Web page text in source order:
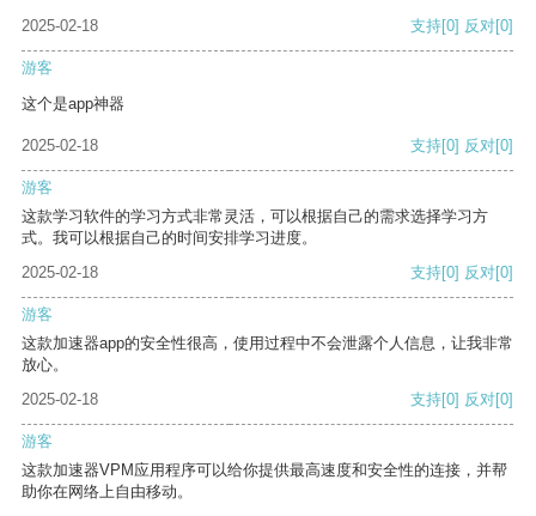
2025-02-18
支持[0] 反对[0]
游客
这个是app神器
2025-02-18 支持[0] 反对[0]
游客
这款学习软件的学习方式非常灵活，可以根据自己的需求选择学习方
式。我可以根据自己的时间安排学习进度。
2025-02-18
支持[0] 反对[0]
游客
这款加速器app的安全性很高，使用过程中不会泄露个人信息，让我非常
放心。
2025-02-18
支持[0] 反对[0]
游客
这款加速器VPM应用程序可以给你提供最高速度和安全性的连接，并帮
助你在网络上自由移动。